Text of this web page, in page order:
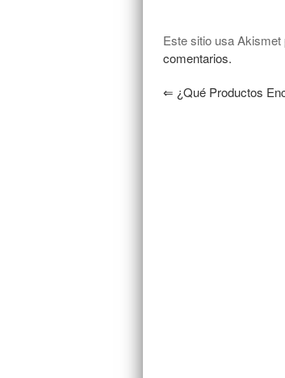
Este sitio usa
comentarios.
⇐ ¿Qué Productos